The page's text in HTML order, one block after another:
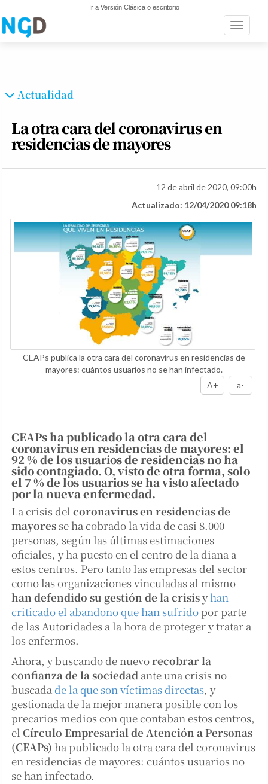
Ir a Versión Clásica o escritorio
Toggle
Actualidad
La otra cara del coronavirus en
residencias de mayores
12 de abril de 2020, 09:00h
Actualizado: 12/04/2020 09:18h
CEAPs publica la otra cara del coronavirus en residencias de
mayores: cuántos usuarios no se han infectado.
A+
a-
CEAPs ha publicado la otra cara del
coronavirus en residencias de mayores: el
92 % de los usuarios de residencias no ha
sido contagiado. O, visto de otra forma, solo
el 7 % de los usuarios se ha visto afectado
por la nueva enfermedad.
La crisis del coronavirus en residencias de
mayores se ha cobrado la vida de casi 8.000
personas, según las últimas estimaciones
oficiales, y ha puesto en el centro de la diana a
estos centros. Pero tanto las empresas del sector
como las organizaciones vinculadas al mismo
han defendido su gestión de la crisisyhan
criticado el abandono que han sufrido por parte
de las Autoridades a la hora de proteger y tratar a
los enfermos.
Ahora, y buscando de nuevorecobrar la
confianza de la sociedad ante una crisis no
buscadade la que son víctimas directas, y
gestionada de la mejor manera posible con los
precarios medios con que contaban estos centros,
el Círculo Empresarial de Atención a Personas
(CEAPs) ha publicado la otra cara del coronavirus
en residencias de mayores: cuántos usuarios no
se han infectado.